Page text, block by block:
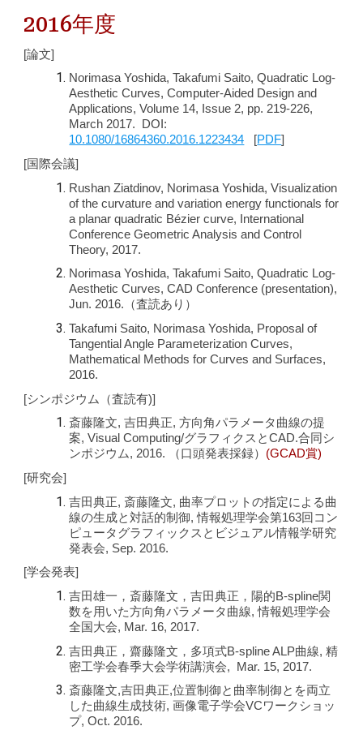
2016年度
[論文]
Norimasa Yoshida, Takafumi Saito, Quadratic Log-
Aesthetic Curves, Computer-Aided Design and
Applications, Volume 14, Issue 2, pp. 219-226,
March 2017. DOI:
10.1080/16864360.2016.1223434 [PDF]
[国際会議]
Rushan Ziatdinov, Norimasa Yoshida, Visualization
of the curvature and variation energy functionals for
a planar quadratic Bézier curve, International
Conference Geometric Analysis and Control
Theory, 2017.
Norimasa Yoshida, Takafumi Saito, Quadratic Log-
Aesthetic Curves, CAD Conference (presentation),
Jun. 2016.（査読あり）
Takafumi Saito, Norimasa Yoshida, Proposal of
Tangential Angle Parameterization Curves,
Mathematical Methods for Curves and Surfaces,
2016.
[シンポジウム（査読有)]
斎藤隆文, 吉田典正, 方向角パラメータ曲線の提
案, Visual Computing/グラフィクスとCAD.合同シ
ンポジウム, 2016. （口頭発表採録） (GCAD賞)
[研究会]
吉田典正, 斎藤隆文, 曲率プロットの指定による曲
線の生成と対話的制御, 情報処理学会第163回コン
ピュータグラフィックスとビジュアル情報学研究
発表会, Sep. 2016.
[学会発表]
吉田雄一，斎藤隆文，吉田典正，陽的B-spline関
数を用いた方向角パラメータ曲線, 情報処理学会
全国大会, Mar. 16, 2017.
吉田典正，齋藤隆文，多項式B-spline ALP曲線, 精
密工学会春季大会学術講演会, Mar. 15, 2017.
斎藤隆文,吉田典正,位置制御と曲率制御とを両立
した曲線生成技術, 画像電子学会VCワークショッ
プ, Oct. 2016.